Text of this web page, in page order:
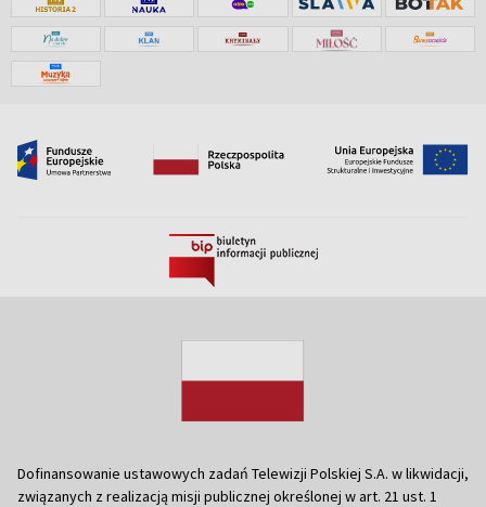
Dofinansowanie ustawowych zadań Telewizji Polskiej S.A. w likwidacji,
związanych z realizacją misji publicznej określonej w art. 21 ust. 1